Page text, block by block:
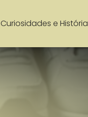
Curiosidades e História